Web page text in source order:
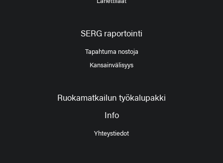
SERG raportointi
Tapahtuma nostoja
Kansainvälisyys
Ruokamatkailun työkalupakki
Info
Yhteystiedot